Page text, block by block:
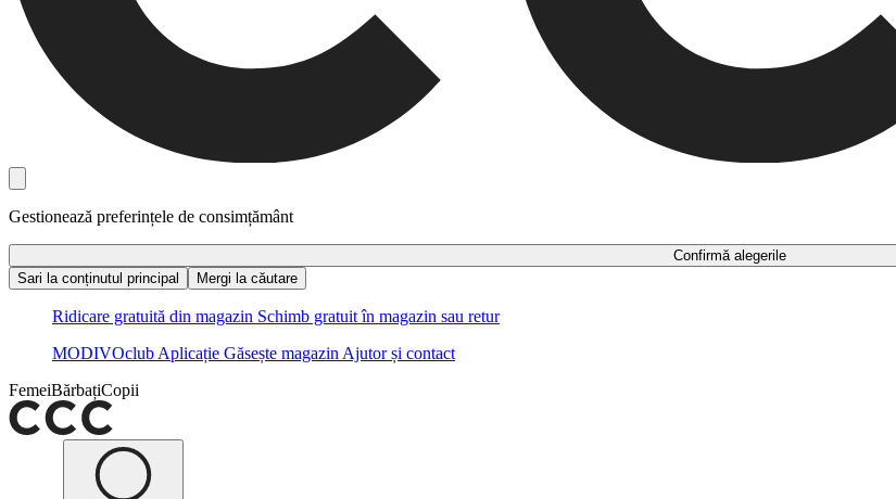
Gestionează preferințele de consimțământ
Confirmă alegerile
Sari la conținutul principal
Mergi la căutare
Ridicare gratuită din magazin Schimb gratuit în magazin sau retur
MODIVOclub Aplicație Găsește magazin Ajutor și contact
FemeiBărbațiCopii